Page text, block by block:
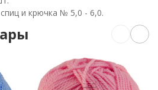
и крючка № 5,0 - 6,0.